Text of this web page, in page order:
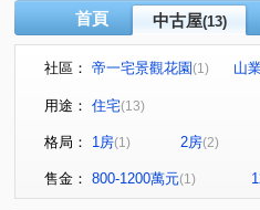
首頁 中古屋(13)
社區： 帝一宅景觀花園(1) 山
玄泰PTW(日光區)
吉祥路 竹林路
文化北路一段(1) 民富
仁愛路二段(1)
用途： 住宅(13)
格局： 1房(1) 2房(2)
售金： 800-1200萬元(1)